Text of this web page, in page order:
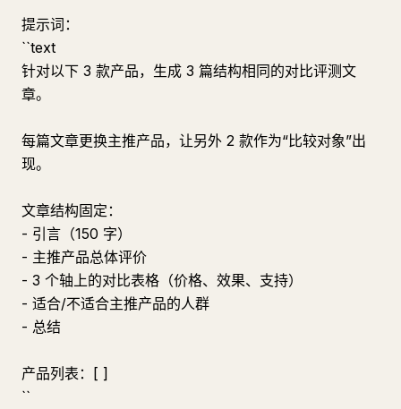
提示词：
``text
针对以下 3 款产品，生成 3 篇结构相同的对比评测文
章。
每篇文章更换主推产品，让另外 2 款作为“比较对象”出
现。
文章结构固定：
- 引言（150 字）
- 主推产品总体评价
- 3 个轴上的对比表格（价格、效果、支持）
- 适合/不适合主推产品的人群
- 总结
产品列表：[ ]
``